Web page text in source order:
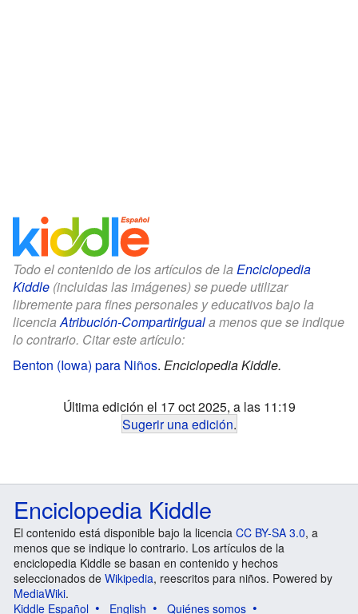
Todo el contenido de los artículos de la Enciclopedia
Kiddle (incluidas las imágenes) se puede utilizar
libremente para fines personales y educativos bajo la
licenciaAtribución-CompartirIguala menos que se indique
lo contrario. Citar este artículo:
Benton (Iowa) para Niños. Enciclopedia Kiddle.
Última edición el 17 oct 2025, a las 11:19
Sugerir una edición.
Enciclopedia Kiddle
El contenido está disponible bajo la licencia CC BY-SA 3.0, a
menos que se indique lo contrario. Los artículos de la
enciclopedia Kiddle se basan en contenido y hechos
seleccionados de Wikipedia, reescritos para niños. Powered by
MediaWiki.
Kiddle Español
English Quiénes somos